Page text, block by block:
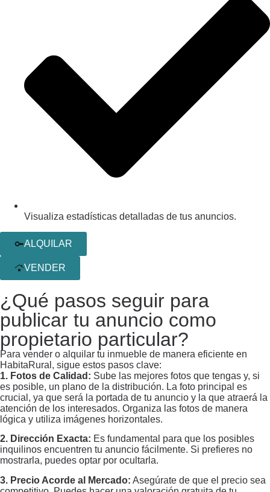
Visualiza estadísticas detalladas de tus anuncios.
ALQUILAR
VENDER
¿Qué pasos seguir para
publicar tu anuncio como
propietario particular?
Para vender o alquilar tu inmueble de manera eficiente en
HabitaRural, sigue estos pasos clave:
1. Fotos de Calidad: Sube las mejores fotos que tengas y, si
es posible, un plano de la distribución. La foto principal es
crucial, ya que será la portada de tu anuncio y la que atraerá la
atención de los interesados. Organiza las fotos de manera
lógica y utiliza imágenes horizontales.
2. Dirección Exacta: Es fundamental para que los posibles
inquilinos encuentren tu anuncio fácilmente. Si prefieres no
mostrarla, puedes optar por ocultarla.
3. Precio Acorde al Mercado: Asegúrate de que el precio sea